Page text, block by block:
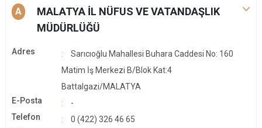
A
MALATYA İL NÜFUS VE VATANDAŞLIK
MÜDÜRLÜĞÜ
Adres
Sarıcıoğlu Mahallesi Buhara Caddesi No: 160
Matim İş Merkezi B/Blok Kat:4
Battalgazi/MALATYA
E-Posta
-
Telefon
0 (422) 326 46 65